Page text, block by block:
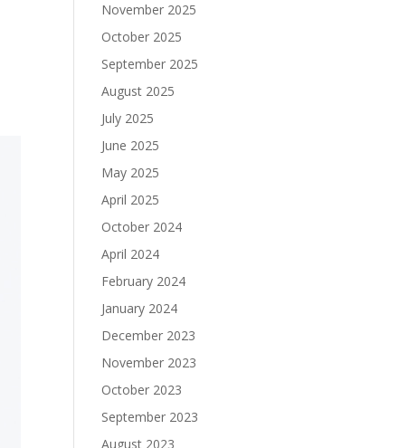
November 2025
October 2025
September 2025
August 2025
July 2025
June 2025
May 2025
April 2025
October 2024
April 2024
February 2024
January 2024
December 2023
November 2023
October 2023
September 2023
August 2023